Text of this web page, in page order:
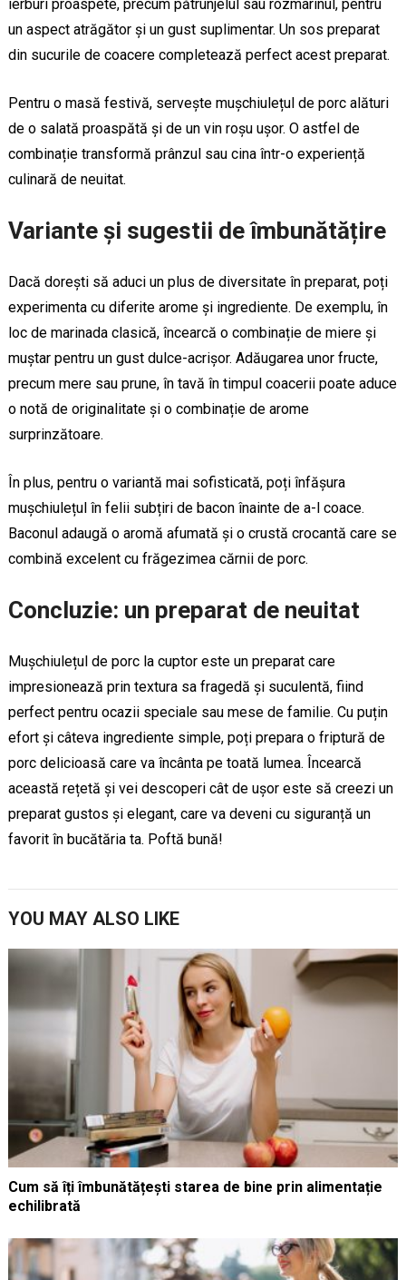
ierburi proaspete, precum pătrunjelul sau rozmarinul, pentru
un aspect atrăgător și un gust suplimentar. Un sos preparat
din sucurile de coacere completează perfect acest preparat.
Pentru o masă festivă, servește mușchiulețul de porc alături
de o salată proaspătă și de un vin roșu ușor. O astfel de
combinație transformă prânzul sau cina într-o experiență
culinară de neuitat.
Variante și sugestii de îmbunătățire
Dacă dorești să aduci un plus de diversitate în preparat, poți
experimenta cu diferite arome și ingrediente. De exemplu, în
loc de marinada clasică, încearcă o combinație de miere și
muștar pentru un gust dulce-acrișor. Adăugarea unor fructe,
precum mere sau prune, în tavă în timpul coacerii poate aduce
o notă de originalitate și o combinație de arome
surprinzătoare.
În plus, pentru o variantă mai sofisticată, poți înfășura
mușchiulețul în felii subțiri de bacon înainte de a-l coace.
Baconul adaugă o aromă afumată și o crustă crocantă care se
combină excelent cu frăgezimea cărnii de porc.
Concluzie: un preparat de neuitat
Mușchiulețul de porc la cuptor este un preparat care
impresionează prin textura sa fragedă și suculentă, fiind
perfect pentru ocazii speciale sau mese de familie. Cu puțin
efort și câteva ingrediente simple, poți prepara o friptură de
porc delicioasă care va încânta pe toată lumea. Încearcă
această rețetă și vei descoperi cât de ușor este să creezi un
preparat gustos și elegant, care va deveni cu siguranță un
favorit în bucătăria ta. Poftă bună!
YOU MAY ALSO LIKE
Cum să îți îmbunătățești starea de bine prin alimentație
echilibrată